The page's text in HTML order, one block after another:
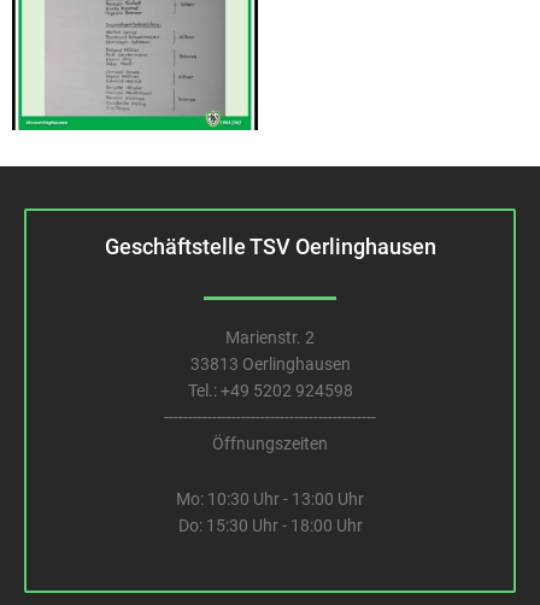
Geschäftstelle TSV Oerlinghausen
Marienstr. 2
33813 Oerlinghausen
Tel.:+49 5202 924598
--------------------------------------------
Öffnungszeiten
Mo: 10:30 Uhr - 13:00 Uhr
Do: 15:30 Uhr - 18:00 Uhr